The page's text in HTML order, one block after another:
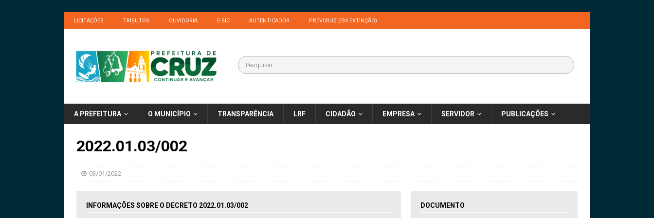
LICITAÇÕES TRIBUTOS OUVIDORIA E-SIC AUTENTICADOR PREVCRUZ (EM EXTINÇÃO)
A PREFEITURA O MUNICÍPIO TRANSPARÊNCIA LRF CIDADÃO EMPRESA SERVIDOR PUBLICAÇÕES
2022.01.03/002
03/01/2022
INFORMAÇÕES SOBRE O DECRETO 2022.01.03/002 DOCUMENTO